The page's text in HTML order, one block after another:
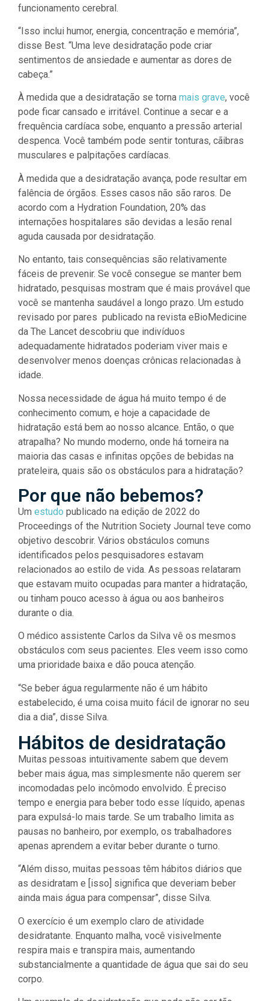
funcionamento cerebral.
“Isso inclui humor, energia, concentração e memória”,
disse Best. “Uma leve desidratação pode criar
sentimentos de ansiedade e aumentar as dores de
cabeça.”
À medida que a desidratação se torna mais grave, você
pode ficar cansado e irritável. Continue a secar e a
frequência cardíaca sobe, enquanto a pressão arterial
despenca. Você também pode sentir tonturas, cãibras
musculares e palpitações cardíacas.
À medida que a desidratação avança, pode resultar em
falência de órgãos. Esses casos não são raros. De
acordo com a Hydration Foundation, 20% das
internações hospitalares são devidas a lesão renal
aguda causada por desidratação.
No entanto, tais consequências são relativamente
fáceis de prevenir. Se você consegue se manter bem
hidratado, pesquisas mostram que é mais provável que
você se mantenha saudável a longo prazo. Um estudo
revisado por pares publicado na revista eBioMedicine
da The Lancet descobriu que indivíduos
adequadamente hidratados poderiam viver mais e
desenvolver menos doenças crônicas relacionadas à
idade.
Nossa necessidade de água há muito tempo é de
conhecimento comum, e hoje a capacidade de
hidratação está bem ao nosso alcance. Então, o que
atrapalha? No mundo moderno, onde há torneira na
maioria das casas e infinitas opções de bebidas na
prateleira, quais são os obstáculos para a hidratação?
Por que não bebemos?
Um estudo publicado na edição de 2022 do
Proceedings of the Nutrition Society Journal teve como
objetivo descobrir. Vários obstáculos comuns
identificados pelos pesquisadores estavam
relacionados ao estilo de vida. As pessoas relataram
que estavam muito ocupadas para manter a hidratação,
ou tinham pouco acesso à água ou aos banheiros
durante o dia.
O médico assistente Carlos da Silva vê os mesmos
obstáculos com seus pacientes. Eles veem isso como
uma prioridade baixa e dão pouca atenção.
“Se beber água regularmente não é um hábito
estabelecido, é uma coisa muito fácil de ignorar no seu
dia a dia”, disse Silva.
Hábitos de desidratação
Muitas pessoas intuitivamente sabem que devem
beber mais água, mas simplesmente não querem ser
incomodadas pelo incômodo envolvido. É preciso
tempo e energia para beber todo esse líquido, apenas
para expulsá-lo mais tarde. Se um trabalho limita as
pausas no banheiro, por exemplo, os trabalhadores
apenas aprendem a evitar beber durante o turno.
“Além disso, muitas pessoas têm hábitos diários que
as desidratam e [isso] significa que deveriam beber
ainda mais água para compensar”, disse Silva.
O exercício é um exemplo claro de atividade
desidratante. Enquanto malha, você visivelmente
respira mais e transpira mais, aumentando
substancialmente a quantidade de água que sai do seu
corpo.